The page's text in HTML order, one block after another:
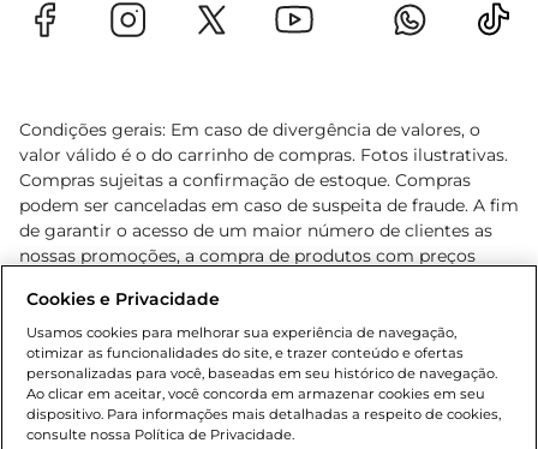
Condições gerais: Em caso de divergência de valores, o
valor válido é o do carrinho de compras. Fotos ilustrativas.
Compras sujeitas a confirmação de estoque. Compras
podem ser canceladas em caso de suspeita de fraude. A fim
de garantir o acesso de um maior número de clientes as
nossas promoções, a compra de produtos com preços
cliente. Os preços, ofertas e condições são exclusivos para
o e-commerce e válidos durante o dia de hoje, podendo
sofrer alterações sem prévia notificação. Proibida a venda
de bebidas alcoólicas para menores de 18 anos, conforme
Lei n.º 8069/90, art. 81, inciso II (Estatuto da Criança e do
Adolescente). Preços e condições exclusivos para o
Cookies e Privacidade
Usamos cookies para melhorar sua experiência de navegação,
otimizar as funcionalidades do site, e trazer conteúdo e ofertas
personalizadas para você, baseadas em seu histórico de navegação.
Ao clicar em aceitar, você concorda em armazenar cookies em seu
dispositivo. Para informações mais detalhadas a respeito de cookies,
consulte nossa Política de Privacidade.